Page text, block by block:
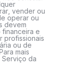
vender ou
operar ou
devem
financeira e
profissionais
ou de
mais
da